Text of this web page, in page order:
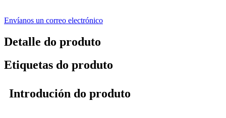
Envíanos un correo electrónico
Detalle do produto
Etiquetas do produto
Introdución do produto